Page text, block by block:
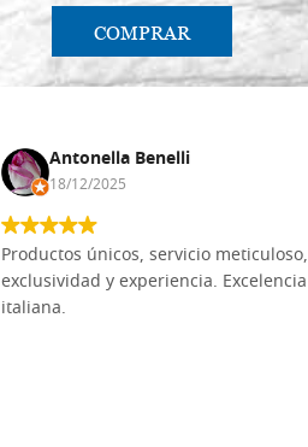
COMPRAR
Antonella Benelli
18/12/2025
Productos únicos, servicio meticuloso,
exclusividad y experiencia. Excelencia
italiana.